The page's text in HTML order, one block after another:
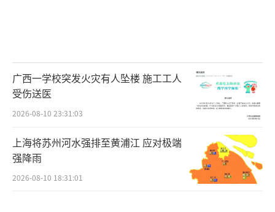
广西一学校突发火灾有人坠楼 施工工人
受伤送医
2026-08-10 23:31:03
上海将苏州河水强排至黄浦江 应对极端
强降雨
2026-08-10 18:31:01